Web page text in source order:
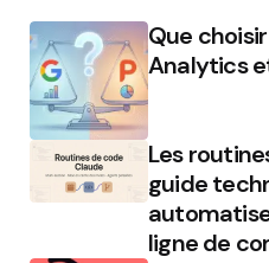
Que
Analytics
Les
guide
ligne de